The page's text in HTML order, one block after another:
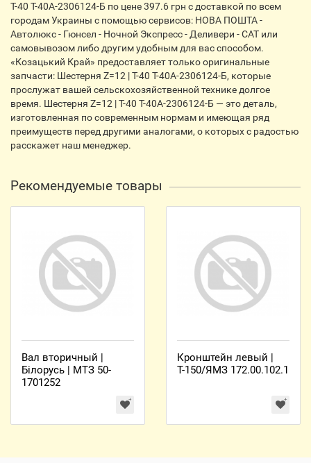
Т-40 Т-40А-2306124-Б по цене 397.6 грн с доставкой по всем
городам Украины с помощью сервисов: НОВА ПОШТА -
Автолюкс - Гюнсел - Ночной Экспресс - Деливери - САТ или
самовывозом либо другим удобным для вас способом.
«Козацький Край» предоставляет только оригинальные
запчасти: Шестерня Z=12 | Т-40 Т-40А-2306124-Б, которые
прослужат вашей сельскохозяйственной технике долгое
время. Шестерня Z=12 | Т-40 Т-40А-2306124-Б — это деталь,
изготовленная по современным нормам и имеющая ряд
преимуществ перед другими аналогами, о которых с радостью
расскажет наш менеджер.
Рекомендуемые товары
Вал вторичный |
Білорусь | МТЗ 50-
1701252
Кронштейн левый |
Т-150/ЯМЗ 172.00.102.1